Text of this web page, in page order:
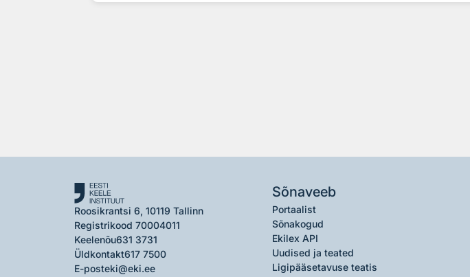
Roosikrantsi 6, 10119 Tallinn
Registrikood 70004011
Keelenõu631 3731
Üldkontakt617 7500
E-posteki@eki.ee
Sõnaveeb
Portaalist
Sõnakogud
Ekilex API
Uudised ja teated
Ligipääsetavuse teatis